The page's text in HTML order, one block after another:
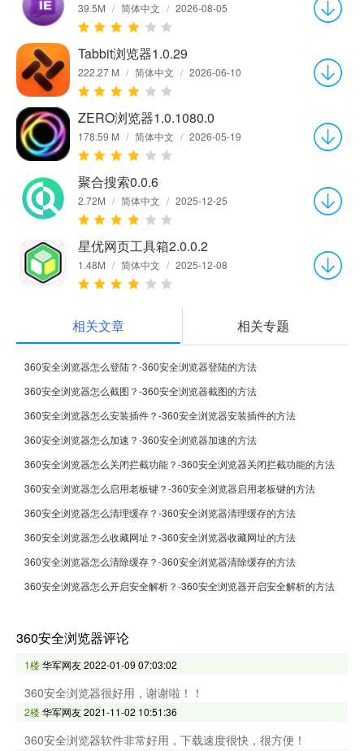
39.5M / 简体中文 / 2026-08-05
Tabbit浏览器1.0.29
222.27 M / 简体中文 / 2026-06-10
ZERO浏览器1.0.1080.0
178.59 M / 简体中文 / 2026-05-19
聚合搜索0.0.6
2.72M / 简体中文 / 2025-12-25
星优网页工具箱2.0.0.2
1.48M / 简体中文 / 2025-12-08
相关文章 相关专题
360安全浏览器怎么登陆？-360安全浏览器登陆的方法
360安全浏览器怎么截图？-360安全浏览器截图的方法
360安全浏览器怎么安装插件？-360安全浏览器安装插件的方法
360安全浏览器怎么加速？-360安全浏览器加速的方法
360安全浏览器怎么关闭拦截功能？-360安全浏览器关闭拦截功能的方法
360安全浏览器怎么启用老板键？-360安全浏览器启用老板键的方法
360安全浏览器怎么清理缓存？-360安全浏览器清理缓存的方法
360安全浏览器怎么收藏网址？-360安全浏览器收藏网址的方法
360安全浏览器怎么清除缓存？-360安全浏览器清除缓存的方法
360安全浏览器怎么开启安全解析？-360安全浏览器开启安全解析的方法
360安全浏览器评论
1楼华军网友2022-01-09 07:03:02
360安全浏览器很好用，谢谢啦！！
2楼华军网友2021-11-02 10:51:36
360安全浏览器软件非常好用，下载速度很快，很方便！